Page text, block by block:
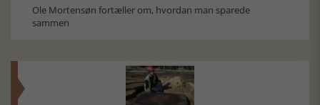
Ole Mortensøn fortæller om, hvordan man sparede
sammen